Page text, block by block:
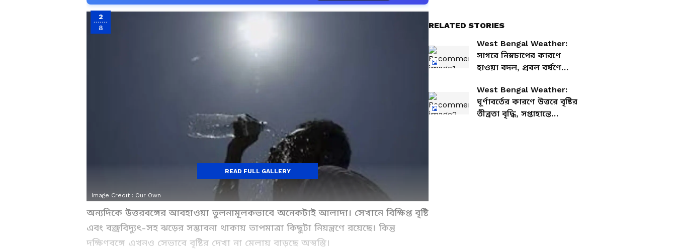
2
8
Image Credit : Our Own
অন্যদিকে উত্তরবঙ্গের আবহাওয়া তুলনামূলকভাবে অনেকটাই আলাদা। সেখানে বিক্ষিপ্ত বৃষ্টি
এবং বজ্রবিদ্যুৎ-সহ ঝড়ের সম্ভাবনা থাকায় তাপমাত্রা কিছুটা নিয়ন্ত্রণে রয়েছে। কিন্তু
দক্ষিণবঙ্গে এখনও সেভাবে বৃষ্টির দেখা না মেলায় বাড়ছে অস্বস্তি।
READ FULL GALLERY
RELATED STORIES
West Bengal Weather:
সাগরে নিম্নচাপের কারণে
হাওয়া বদল, প্রবল বর্ষণে
West Bengal Weather:
ঘূর্ণাবর্তের কারণে উত্তরে বৃষ্টির
তীব্রতা বৃদ্ধি, সপ্তাহান্তে